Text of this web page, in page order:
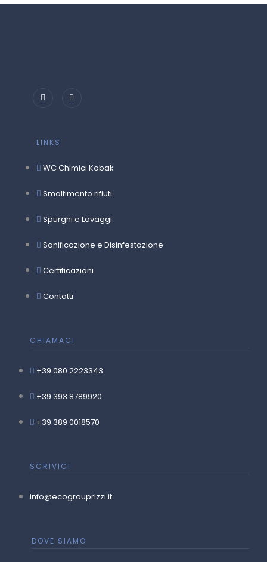
LINKS
WC Chimici Kobak
Smaltimento rifiuti
Spurghi e Lavaggi
Sanificazione e Disinfestazione
Certificazioni
Contatti
CHIAMACI
+39 080 2223343
+39 393 8789920
+39 389 0018570
SCRIVICI
info@ecogrouprizzi.it
DOVE SIAMO